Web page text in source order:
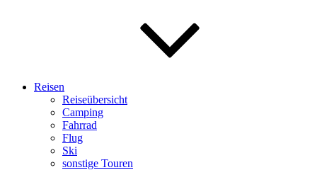
Reisen
Reiseübersicht
Camping
Fahrrad
Flug
Ski
sonstige Touren